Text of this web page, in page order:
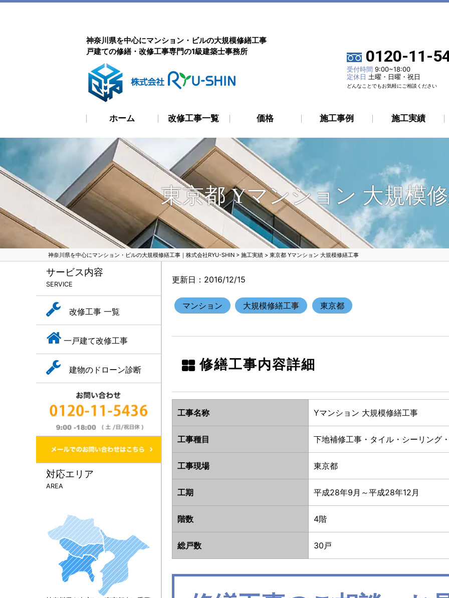
神奈川県を中心にマンション・ビルの大規模修繕工事
戸建ての修繕・改修工事専門の1級建築士事務所
0120-11-
受付時間 9:00~18:00
定休日 土曜・日曜・祝日
どんなことでもお気軽にご相談ください
ホーム 改修工事一覧 価格 施工事例 施工実績
東京都 Yマンション 大規模
神奈川県を中心にマンション・ビルの大規模修繕工事｜株式会社RYU-SHIN > 施工実績 > 東京都 Yマンション 大規模修繕工事
更新日：2016/12/15
マンション 大規模修繕工事 東京都
修繕工事内容詳細
工事名称 Yマンション 大規模修繕工事
工事種目 下地補修工事・タイル・シーリング
工事現場 東京都
工期 平成28年9月～平成28年12月
階数 4階
総戸数 30戸
サービス内容
SERVICE
改修工事 一覧
一戸建て改修工事
建物のドローン診断
対応エリア
AREA